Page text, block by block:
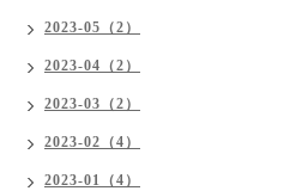
2023-05（2）
2023-04（2）
2023-03（2）
2023-02（4）
2023-01（4）